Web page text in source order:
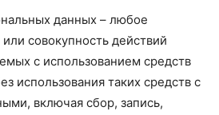
данных – любое
совокупность действий
с использованием средств
использования таких средств с
включая сбор, запись,